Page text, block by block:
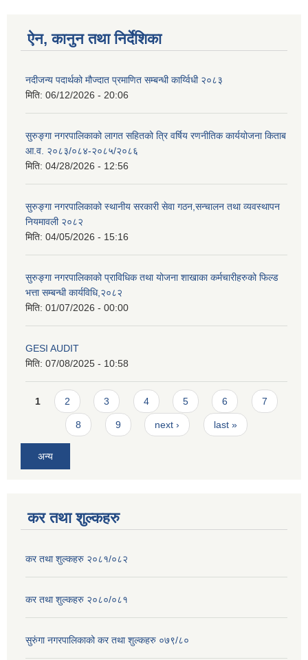
ऐन, कानुन तथा निर्देशिका
नदीजन्य पदार्थको मौज्दात प्रमाणित सम्बन्धी कार्य्विधी २०८३
मिति: 06/12/2026 - 20:06
सुरुङ्गा नगरपालिकाको लागत सहितको त्रि वर्षिय रणनीतिक कार्ययोजना किताब
आ.व. २०८३/०८४-२०८५/२०८६
मिति: 04/28/2026 - 12:56
सुरुङ्गा नगरपालिकाको स्थानीय सरकारी सेवा गठन,सन्चालन तथा व्यवस्थापन
नियमावली २०८२
मिति: 04/05/2026 - 15:16
सुरुङ्गा नगरपालिकाको प्राविधिक तथा योजना शाखाका कर्मचारीहरुको फिल्ड
भत्ता सम्बन्धी कार्यविधि,२०८२
मिति: 01/07/2026 - 00:00
GESI AUDIT
मिति: 07/08/2025 - 10:58
Pages
1 2 3 4 5 6 7
8 9 next › last »
अन्य
कर तथा शुल्कहरु
कर तथा शुल्कहरु २०८१/०८२
कर तथा शुल्कहरु २०८०/०८१
सुरुंगा नगरपालिकाको कर तथा शुल्कहरु ०७९/८०